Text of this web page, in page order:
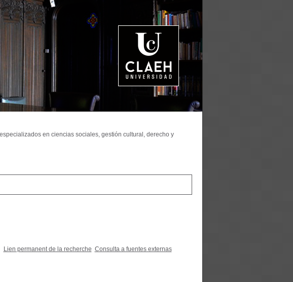
Lien permanent de la recherche Consulta a fuentes externas
en ciencias sociales, gestión cultural, derecho y